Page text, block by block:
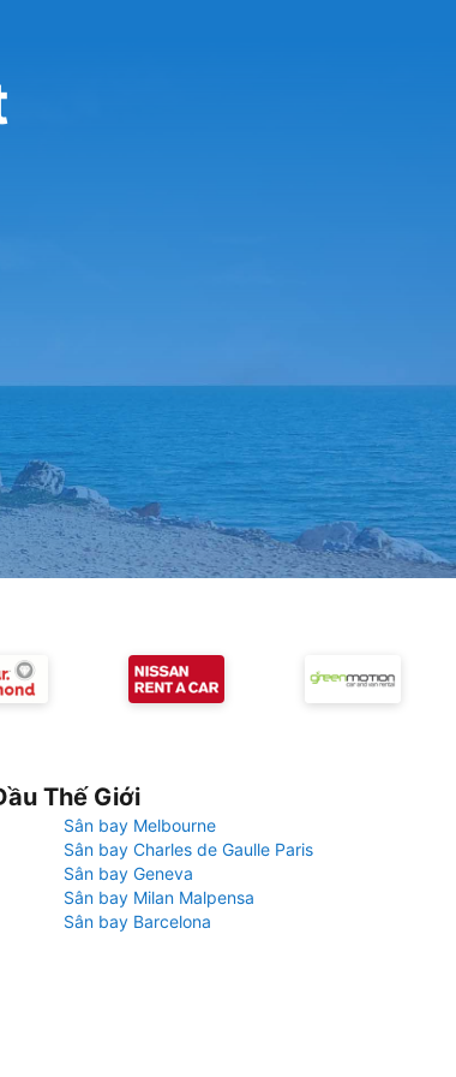
Thế Giới
Sân bay Melbourne
Sân bay Charles de Gaulle Paris
Sân bay Geneva
Sân bay Milan Malpensa
Sân bay Barcelona